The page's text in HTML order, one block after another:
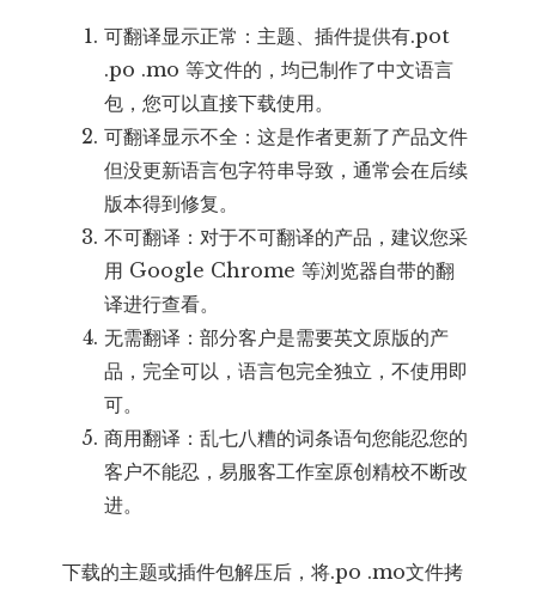
可翻译显示正常：主题、插件提供有.pot
.po .mo 等文件的，均已制作了中文语言
包，您可以直接下载使用。
可翻译显示不全：这是作者更新了产品文件
但没更新语言包字符串导致，通常会在后续
版本得到修复。
不可翻译：对于不可翻译的产品，建议您采
用 Google Chrome 等浏览器自带的翻
译进行查看。
无需翻译：部分客户是需要英文原版的产
品，完全可以，语言包完全独立，不使用即
可。
商用翻译：乱七八糟的词条语句您能忍您的
客户不能忍，易服客工作室原创精校不断改
进。
下载的主题或插件包解压后，将.po .mo文件拷